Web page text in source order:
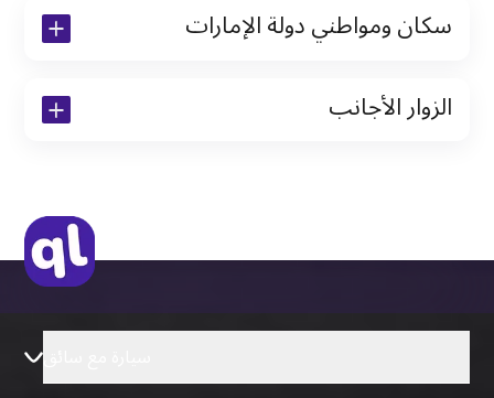
سكان ومواطني دولة الإمارات
نسخة من تأشيرة الاقامة
الزوار الأجانب